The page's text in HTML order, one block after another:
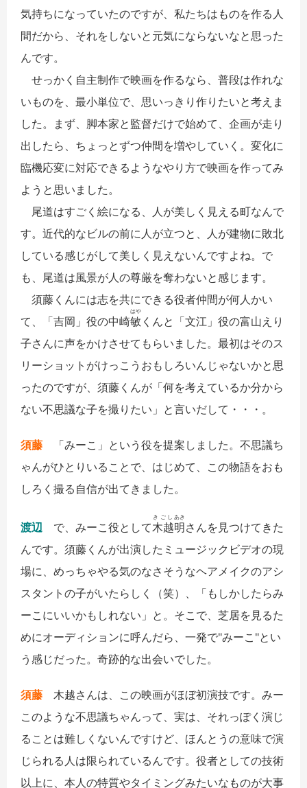
気持ちになっていたのですが、私たちはものを作る人
間だから、それをしないと元気にならないなと思った
んです。
せっかく自主制作で映画を作るなら、普段は作れな
いものを、最小単位で、思いっきり作りたいと考えま
した。まず、脚本家と監督だけで始めて、企画が走り
出したら、ちょっとずつ仲間を増やしていく。変化に
臨機応変に対応できるようなやり方で映画を作ってみ
ようと思いました。
尾道はすごく絵になる、人が美しく見える町なんで
す。近代的なビルの前に人が立つと、人が建物に敗北
している感じがして美しく見えないんですよね。で
も、尾道は風景が人の尊厳を奪わないと感じます。
須藤くんには志を共にできる役者仲間が何人かい
て、「吉岡」役の中崎敏
はや
くんと「文江」役の富山えり
子さんに声をかけさせてもらいました。最初はそのス
リーショットがけっこうおもしろいんじゃないかと思
ったのですが、須藤くんが「何を考えているか分から
ない不思議な子を撮りたい」と言いだして・・・。
須藤 「みーこ」という役を提案しました。不思議ち
ゃんがひとりいることで、はじめて、この物語をおも
しろく撮る自信が出てきました。
渡辺 で、みーこ役として木越
きごし
明
あき
さんを見つけてきた
んです。須藤くんが出演したミュージックビデオの現
場に、めっちゃやる気のなさそうなヘアメイクのアシ
スタントの子がいたらしく（笑）、「もしかしたらみ
ーこにいいかもしれない」と。そこで、芝居を見るた
めにオーディションに呼んだら、一発で"みーこ"とい
う感じだった。奇跡的な出会いでした。
須藤 木越さんは、この映画がほぼ初演技です。みー
このような不思議ちゃんって、実は、それっぽく演じ
ることは難しくないんですけど、ほんとうの意味で演
じられる人は限られているんです。役者としての技術
以上に、本人の特質やタイミングみたいなものが大事